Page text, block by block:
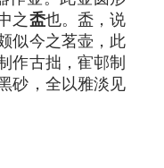
之 盉也。盉，说
似今之茗壶，此
作古拙，寉邨制
砂，全以雅淡见